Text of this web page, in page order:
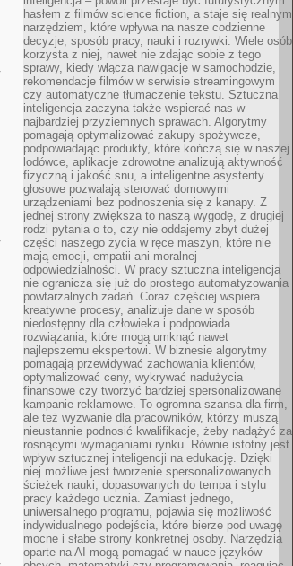
hasłem z filmów science fiction, a staje się realnym
narzędziem, które wpływa na nasze codzienne
decyzje, sposób pracy, nauki i rozrywki. Wiele osób
korzysta z niej, nawet nie zdając sobie z tego
sprawy, kiedy włącza nawigację w samochodzie,
rekomendacje filmów w serwisie streamingowym
czy automatyczne tłumaczenie tekstu. Sztuczna
inteligencja zaczyna także wspierać nas w
najbardziej przyziemnych sprawach. Algorytmy
pomagają optymalizować zakupy spożywcze,
podpowiadając produkty, które kończą się w naszej
lodówce, aplikacje zdrowotne analizują aktywność
fizyczną i jakość snu, a inteligentne asystenty
głosowe pozwalają sterować domowymi
urządzeniami bez podnoszenia się z kanapy. Z
jednej strony zwiększa to naszą wygodę, z drugiej
rodzi pytania o to, czy nie oddajemy zbyt dużej
części naszego życia w ręce maszyn, które nie
mają emocji, empatii ani moralnej
odpowiedzialności. W pracy sztuczna inteligencja
nie ogranicza się już do prostego automatyzowania
powtarzalnych zadań. Coraz częściej wspiera
kreatywne procesy, analizuje dane w sposób
niedostępny dla człowieka i podpowiada
rozwiązania, które mogą umknąć nawet
najlepszemu ekspertowi. W biznesie algorytmy
pomagają przewidywać zachowania klientów,
optymalizować ceny, wykrywać nadużycia
finansowe czy tworzyć bardziej spersonalizowane
kampanie reklamowe. To ogromna szansa dla firm,
ale też wyzwanie dla pracowników, którzy muszą
nieustannie podnosić kwalifikacje, żeby nadążyć za
rosnącymi wymaganiami rynku. Równie istotny jest
wpływ sztucznej inteligencji na edukację. Dzięki
niej możliwe jest tworzenie spersonalizowanych
ścieżek nauki, dopasowanych do tempa i stylu
pracy każdego ucznia. Zamiast jednego,
uniwersalnego programu, pojawia się możliwość
indywidualnego podejścia, które bierze pod uwagę
mocne i słabe strony konkretnej osoby. Narzędzia
oparte na AI mogą pomagać w nauce języków